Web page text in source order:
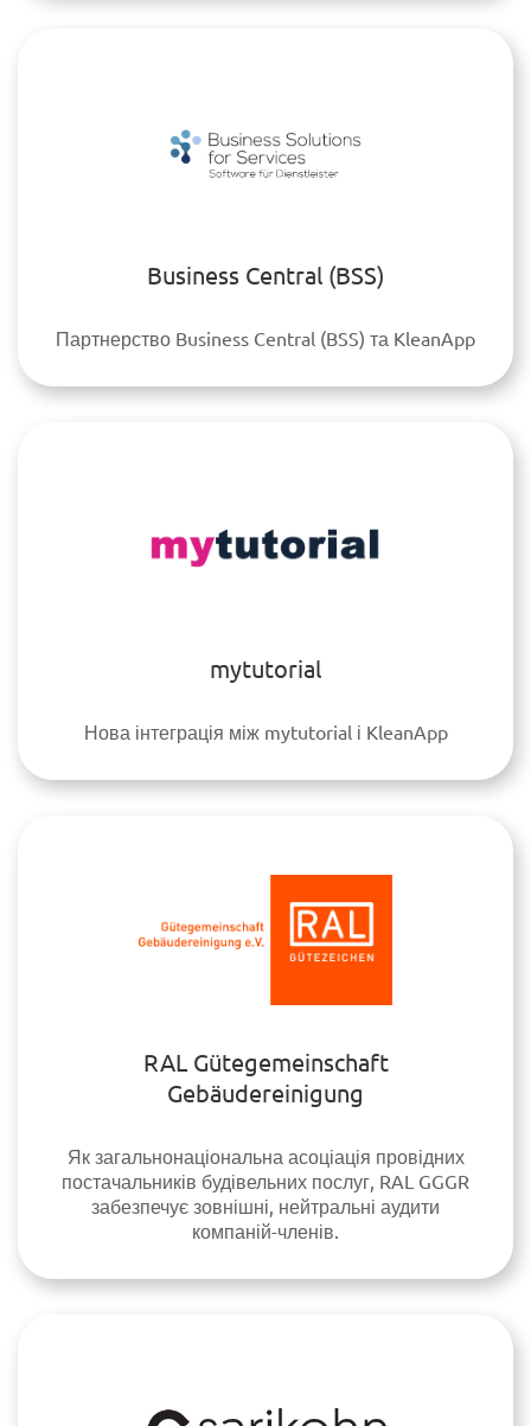
Business Central (BSS)
Партнерство Business Central (BSS) та KleanApp
mytutorial
Нова інтеграція між mytutorial і KleanApp
RAL Gütegemeinschaft
Gebäudereinigung
Як загальнонаціональна асоціація провідних
постачальників будівельних послуг, RAL GGGR
забезпечує зовнішні, нейтральні аудити
компаній-членів.